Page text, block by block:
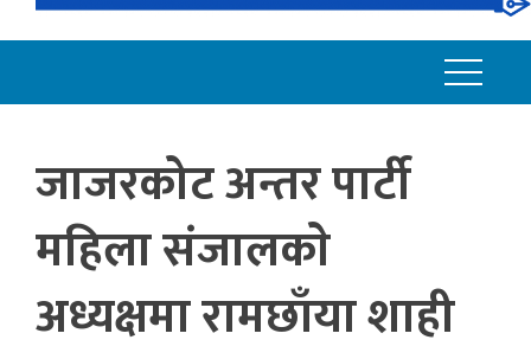
जाजरकोट अन्तर पार्टी
महिला संजालकाे
अध्यक्षमा रामछाँया शाही